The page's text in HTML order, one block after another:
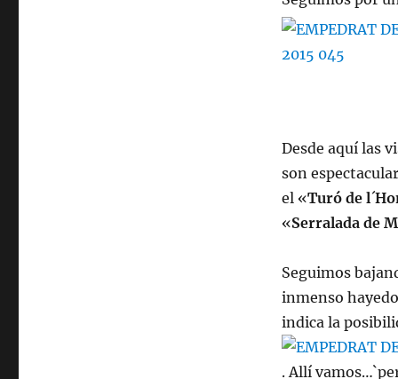
Desde aquí las
son
el «Turó de l´
«Serralada de
Seguimos
inmenso
indica la
. Allí